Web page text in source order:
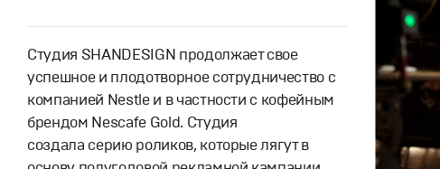
Студия SHANDESIGN продолжает свое
успешное и плодотворное сотрудничество с
компанией Nestle и в частности с кофейным
брендом Nescafe Gold. Студия
создала серию роликов, которые лягут в